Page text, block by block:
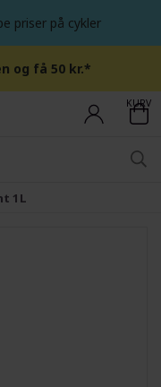
priser på cykler
og få 50 kr.*
KURV
1L